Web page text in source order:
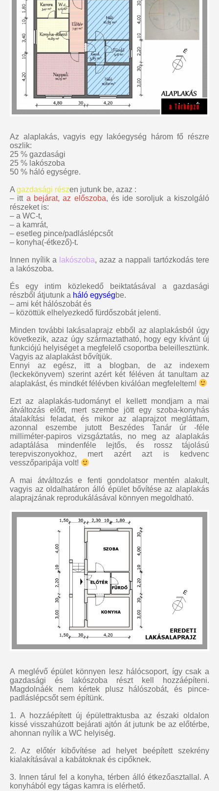
Az alaplakás, vagyis egy lakóegység három fő részre
oszlik:
25 % gazdasági
25 % lakószoba
50 % háló egységre.
Agazdasági részen jutunk be, azaz :
– itt a bejárat, az előszoba, és ide soroljuk a kiszolgáló
részeket is:
– a WC-t,
– a kamrát,
– esetleg pince/padláslépcsőt
– konyha(-étkező)-t.
Innen nyílik a lakószoba, azaz a nappali tartózkodás tere
a lakószoba.
És egy intim közlekedő beiktatásával a gazdasági
részből átjutunk a háló egységbe.
– ami két hálószobát és
– közöttük elhelyezkedő fürdőszobát jelenti.
Minden további lakásalaprajz ebből az alaplakásból úgy
következik, azaz úgy származtatható, hogy egy kívánt új
funkciójú helyiséget a megfelelő csoportba beleillesztünk.
Vagyis az alaplakást bővítjük.
Ennyi az egész, itt a blogban, de az indexem
(leckekönyvem) szerint azért két féléven át tanultam az
alaplakást, és mindkét félévben kiválóan megfeleltem!
Ezt az alaplakás-tudományt el kellett mondjam a mai
átváltozás előtt, mert szembe jött egy szoba-konyhás
átalakítási feladat, és mikor az alaprajzot megláttam,
azonnal eszembe jutott Beszédes Tanár úr -féle
milliméter-papiros vizsgáztatás, no meg az alaplakás
adaptálása mindenféle lejtős, és rossz tájolású
terepviszonyokhoz, mert azért azt is kedvenc
vesszőparipája volt!
A mai átváltozás e fenti gondolatsor mentén alakult,
vagyis az oldalhatáron álló épület bővítése az alaplakás
alaprajzának reprodukálásával könnyen megoldható.
A meglévő épület könnyen lesz hálócsoport, így csak a
gazdasági és lakószoba részt kell hozzáépíteni.
Magdolnáék nem kértek plusz hálószobát, és pince-
padláslépcsőt sem építünk.
1. A hozzáépített új épülettraktusba az északi oldalon
kissé visszahúzott bejárati ajtón át jutunk be az előtérbe,
ahonnan nyílik a WC helyiség.
2. Az előtér kibővítése ad helyet beépített szekrény
kialakításával a kabátoknak és cipőknek.
3. Innen tárul fel a konyha, térben álló étkezőasztallal. A
konyhából egy tágas kamra is elérhető.